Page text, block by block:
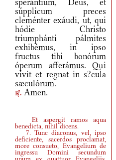
sperántium, Deus, et
súpplicum preces
cleménter exáudi, ut, qui
hódie Christo
triumphánti pálmites
exhibémus, in ipso
fructus tibi bonórum
óperum afferámus. Qui
vivit et regnat in s?cula
sæculórum.
r. Amen.
Et aspergit ramos aqua
benedicta, nihil dicens.
7. Tunc diaconus, vel, ipso
deficiente, sacerdos proclamat,
more consueto, Evangelium de
ingressu Domini secundum